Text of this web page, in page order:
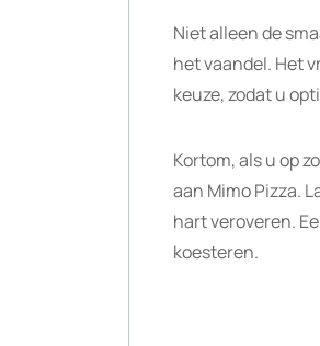
Niet alleen de
het vaandel. Het
keuze, zodat u
Kortom, als u op
aan Mimo Pizza.
hart veroveren.
koesteren.